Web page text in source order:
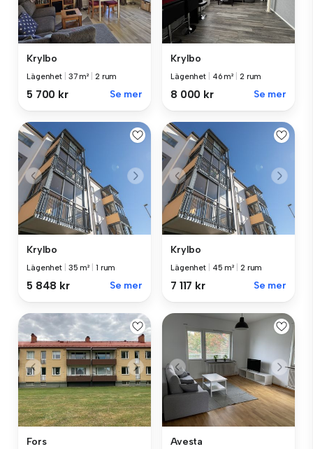
Krylbo
Lägenhet 37 m² 2 rum
5 700 kr Se mer
Krylbo
Lägenhet 46 m² 2 rum
8 000 kr Se mer
Krylbo
Lägenhet 35 m² 1 rum
5 848 kr Se mer
Krylbo
Lägenhet 45 m² 2 rum
7 117 kr Se mer
Fors Avesta